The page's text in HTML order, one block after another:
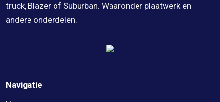
truck, Blazer of Suburban. Waaronder plaatwerk en
andere onderdelen.
Navigatie